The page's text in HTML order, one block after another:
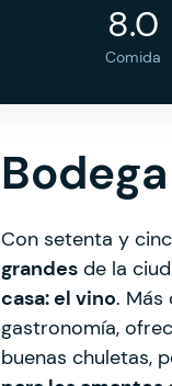
8.0
Comida
Con setenta y
grandes de la
casa: el vino. Más
gastronomía,
buenas chuletas,